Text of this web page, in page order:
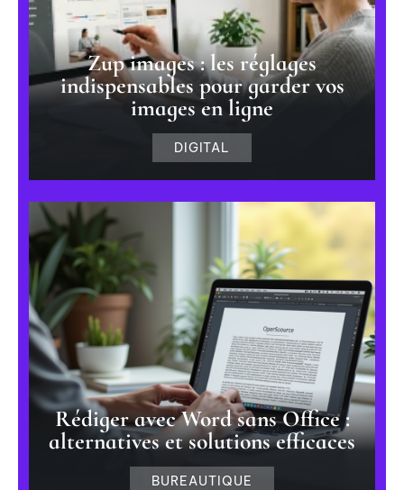
Zup images : les réglages
indispensables pour garder vos
images en ligne
DIGITAL
Rédiger avec Word sans Office :
alternatives et solutions efficaces
BUREAUTIQUE